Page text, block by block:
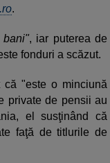
.
bani", iar puterea de
fonduri a scăzut.
că "este o minciună
private de pensii au
el susţinând că
faţă de titlurile de